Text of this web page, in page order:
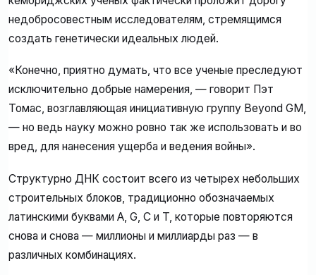
недобросовестным исследователям, стремящимся
создать генетически идеальных людей.
«Конечно, приятно думать, что все ученые преследуют
исключительно добрые намерения, — говорит Пэт
Томас, возглавляющая инициативную группу Beyond GM,
— но ведь науку можно ровно так же использовать и во
вред, для нанесения ущерба и ведения войны».
Структурно ДНК состоит всего из четырех небольших
строительных блоков, традиционно обозначаемых
латинскими буквами A, G, C и T, которые повторяются
снова и снова — миллионы и миллиарды раз — в
различных комбинациях.